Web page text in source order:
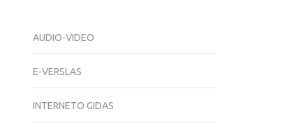
AUDIO-VIDEO
E-VERSLAS
INTERNETO GIDAS